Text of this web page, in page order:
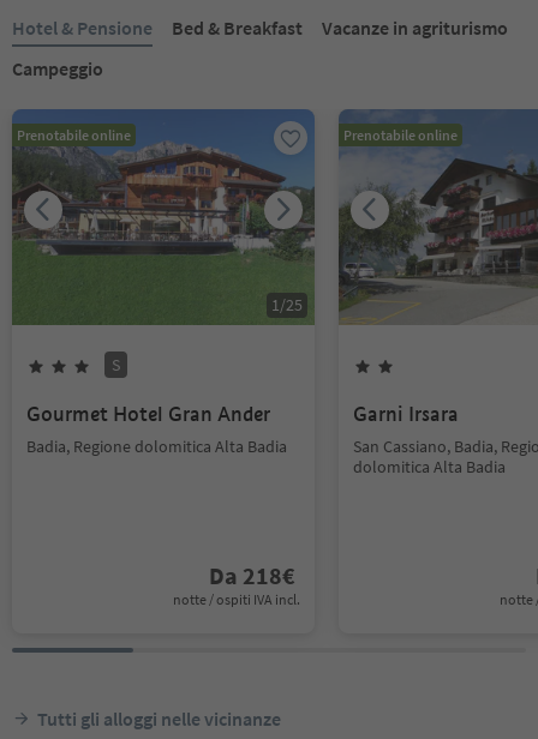
Hotel & Pensione Bed & Breakfast
Vacanze in agriturismo
Campeggio
Prenotabile online
1/25
S
Gourmet Hotel Gran Ander
Badia, Regione dolomitica Alta Badia
Da 218€
notte / ospiti IVA incl.
Prenotabile online
Garni Irsara
San Cassiano, Badia,
dolomitica Alta Badia
notte
Tutti gli alloggi nelle vicinanze